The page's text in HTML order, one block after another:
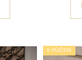
K PŮJČENÍ